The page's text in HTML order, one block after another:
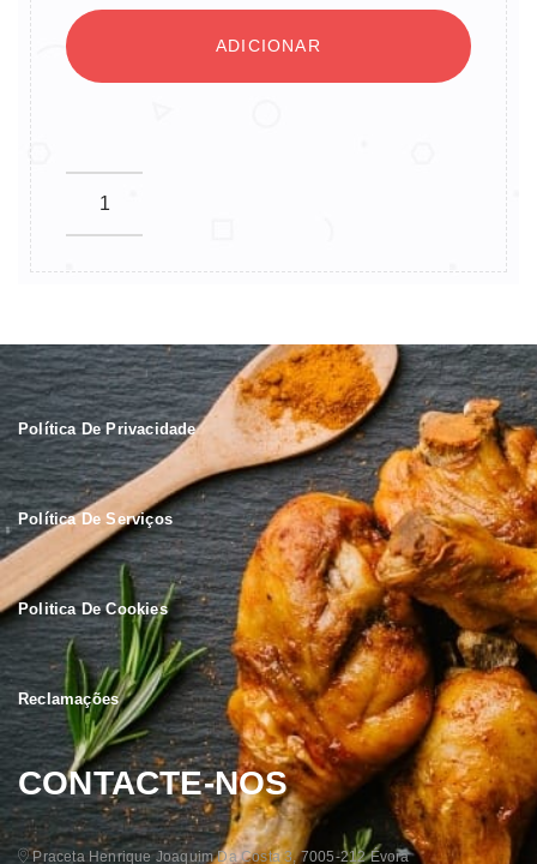
ADICIONAR
Política De Privacidade
Política De Serviços
Politica De Cookies
Reclamações
CONTACTE-NOS
Praceta Henrique Joaquim Da Costa 3, 7005-212 Évora